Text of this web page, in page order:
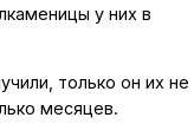
у них в
только он их не
месяцев.